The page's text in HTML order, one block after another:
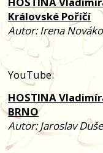
Královské Poříčí
Autor: Irena
YouTube:
HOSTINA
BRNO
Autor: Jaroslav